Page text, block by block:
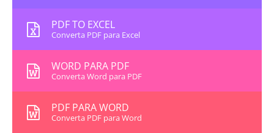
PDF TO EXCEL
Converta PDF para Excel
WORD PARA PDF
Converta Word para PDF
PDF PARA WORD
Converta PDF para Word